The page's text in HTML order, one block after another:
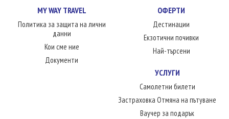
КОНТАКТИMY WAY TRAVEL
Политика за защита на лични
данни
Кои сме ние
Документи
ОФЕРТИ
Дестинации
Екзотични почивки
Най-търсени
УСЛУГИ
Самолетни билети
Застраховка Отмяна на пътуване
Ваучер за подарък